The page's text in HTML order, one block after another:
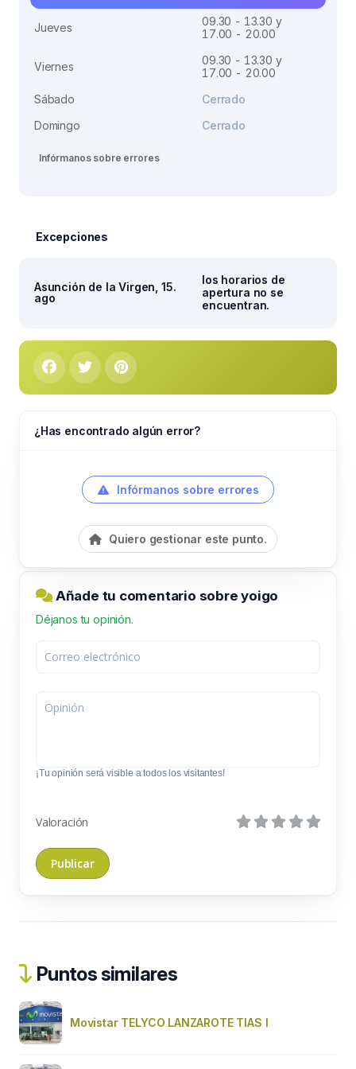
Jueves
09.30 - 13.30 y
17.00 - 20.00
Viernes
09.30 - 13.30 y
17.00 - 20.00
Sábado
Cerrado
Domingo
Cerrado
Infórmanos sobre errores
Excepciones
Asunción de la Virgen, 15.
ago
los horarios de
apertura no se
encuentran.
¿Has encontrado algún error?
Infórmanos sobre errores
Quiero gestionar este punto.
Añade tu comentario sobre yoigo
Déjanos tu opinión.
¡Tu opinión será visible a todos los visitantes!
Valoración
Puntos similares
Movistar TELYCO LANZAROTE TIAS I